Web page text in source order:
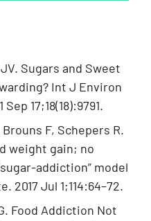
Sugars and Sweet
Int J Environ
17;18(18):9791.
F, Schepers R.
weight gain; no
addiction” model
Jul 1;114:64–72.
Food Addiction Not